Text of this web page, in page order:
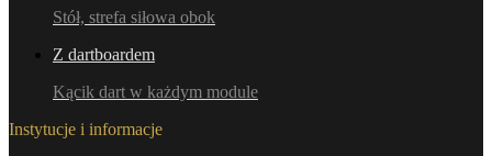
Stół, strefa siłowa obok
Z dartboardem
Kącik dart w każdym module
Instytucje i informacje